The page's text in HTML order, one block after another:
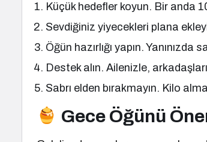
Küçük hedefler koyun. Bir anda
Sevdiğiniz yiyecekleri plana
Öğün hazırlığı yapın. Yanınızda
Destek alın. Ailenizle,
Sabrı elden bırakmayın. Kilo
Gece Öğünü